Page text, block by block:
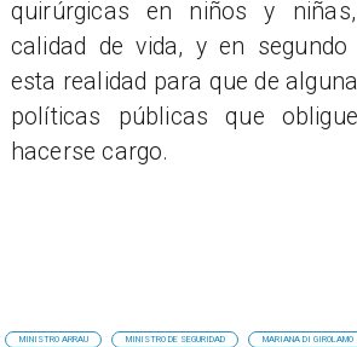
quirúrgicas en niños y
calidad de vida, y en segundo
esta realidad para que de
políticas públicas que
hacerse cargo.
MINISTRO ARRAU MINISTRO DE SEGURIDAD MARIANA DI GIROLAMO